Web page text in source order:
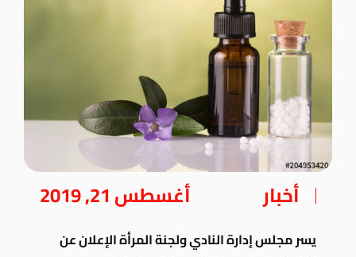
أخبار أغسطس 21, 2019
يسر مجلس إدارة النادي ولجنة المرأة الإعلان عن